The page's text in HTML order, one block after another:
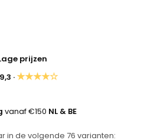
prijzen
9,3 ·★★★★☆
vanaf €150 NL & BE
in de volgende76 varianten: